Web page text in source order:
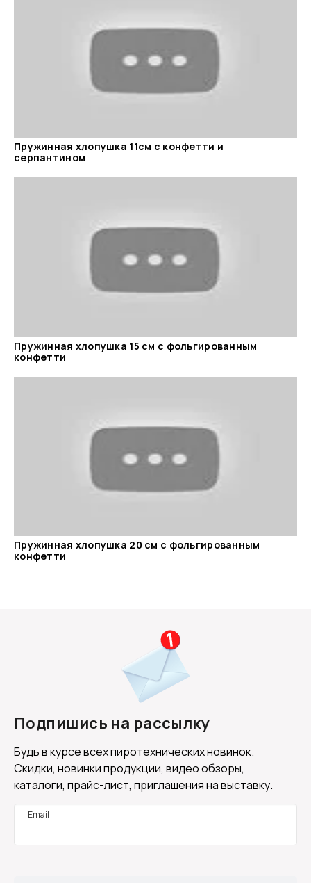
Пружинная хлопушка 11см с конфетти и
серпантином
Пружинная хлопушка 15 см с фольгированным
конфетти
Пружинная хлопушка 20 см с фольгированным
конфетти
Подпишись на рассылку
Будь в курсе всех пиротехнических новинок.
Скидки, новинки продукции, видео обзоры,
каталоги, прайс-лист, приглашения на выставку.
Email